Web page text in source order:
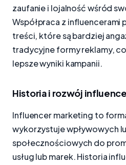
zaufanie i lojalność wśród
Współpraca z influencerami
treści, które są bardziej
tradycyjne formy reklamy,
lepsze wyniki kampanii.
Historia i rozwój
Influencer marketing to
wykorzystuje wpływowych
społecznościowych do
usług lub marek. Historia